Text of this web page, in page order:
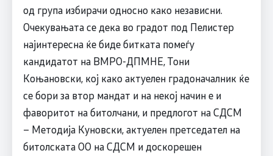
од група избирачи односно како независни.
Очекувањата се дека во градот под Пелистер
најинтересна ќе биде битката помеѓу
кандидатот на ВМРО-ДПМНЕ, Тони
Коњановски, кој како актуелен градоначалник ќе
се бори за втор мандат и на некој начин е и
фаворитот на битолчани, и предлогот на СДСМ
– Методија Куновски, актуелен претседател на
битолската ОО на СДСМ и доскорешен